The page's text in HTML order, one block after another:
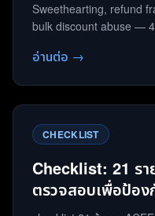
Sweethearting, refund
bulk discount abuse — 4
อ่านต่อ →
CHECKLIST
Checklist: 21 รา
ตรวจสอบเพื่อป้อง